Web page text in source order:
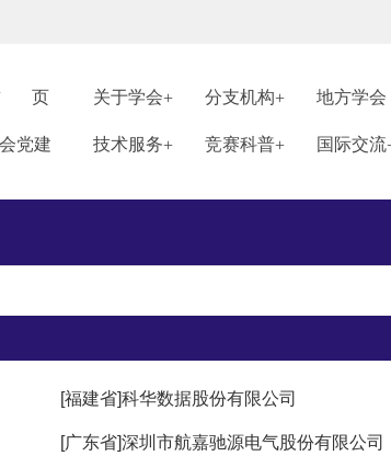
页 关于学会 分支机构 地方学会
党建 技术服务 竞赛科普 国际交流
[福建省]科华数据股份有限公司
[广东省]深圳市航嘉驰源电气股份有限公司